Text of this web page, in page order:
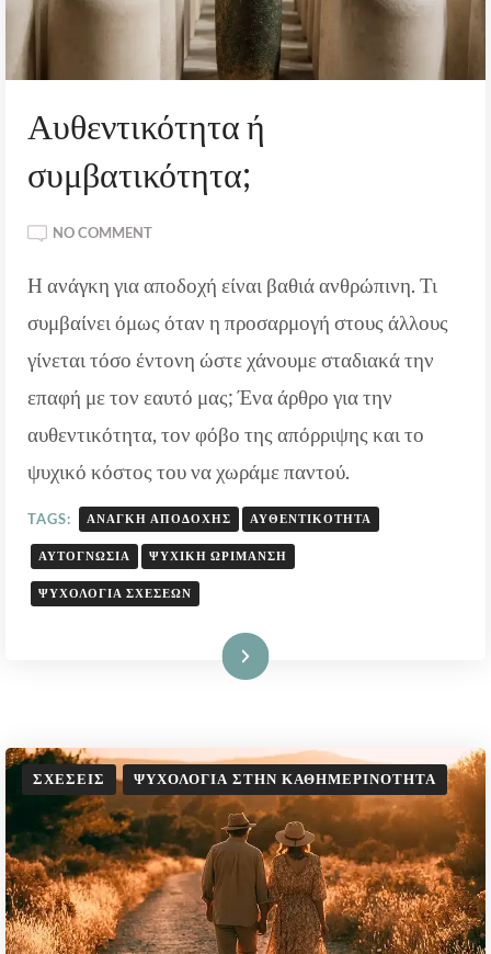
Αυθεντικότητα ή
συμβατικότητα;
NO COMMENTON
Ή Σ
Η ανάγκη για αποδοχή είναι βαθιά ανθρώπινη. Τι
συμβαίνει όμως όταν η προσαρμογή στους άλλους
γίνεται τόσο έντονη ώστε χάνουμε σταδιακά την
επαφή με τον εαυτό μας; Ένα άρθρο για την
αυθεντικότητα, τον φόβο της απόρριψης και το
ψυχικό κόστος του να χωράμε παντού.
TAGS: ΑΝΆΓΚΗ ΑΠΟΔΟΧΉΣ ΑΥΘΕΝΤΙΚΌΤΗΤΑ
ΑΥΤΟΓΝΩΣΊΑ ΨΥΧΙΚΉ ΩΡΊΜΑΝΣΗ
ΨΥΧΟΛΟΓΊΑ ΣΧΈΣΕΩΝ
Διαβάστε Περισσότερα
ΣΧΈΣΕΙΣ ΨΥΧΟΛΟΓΊΑ ΣΤΗΝ ΚΑΘΗΜΕΡΙΝΌΤΗΤΑ